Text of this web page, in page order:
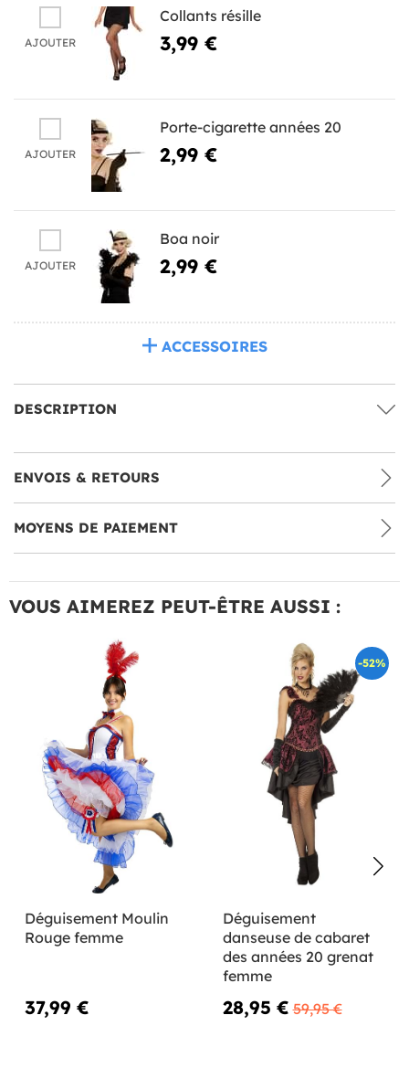
AJOUTER
Collants résille
3,99 €
AJOUTER
Porte-cigarette années 20
2,99 €
AJOUTER
Boa noir
2,99 €
ACCESSOIRES
DESCRIPTION
ENVOIS & RETOURS
MOYENS DE PAIEMENT
VOUS AIMEREZ PEUT-ÊTRE AUSSI :
Déguisement Moulin
Rouge femme
37,99 €
-52%
Déguisement
danseuse de cabaret
des années 20 grenat
femme
28,95 € 59,95 €